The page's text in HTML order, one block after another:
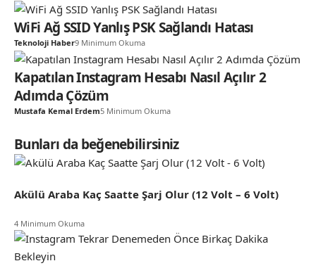
WiFi Ağ SSID Yanlış PSK Sağlandı Hatası
Teknoloji Haber9 Minimum Okuma
Kapatılan Instagram Hesabı Nasıl Açılır 2
Adımda Çözüm
Mustafa Kemal Erdem5 Minimum Okuma
Bunları da beğenebilirsiniz
Akülü Araba Kaç Saatte Şarj Olur (12 Volt – 6 Volt)
4 Minimum Okuma